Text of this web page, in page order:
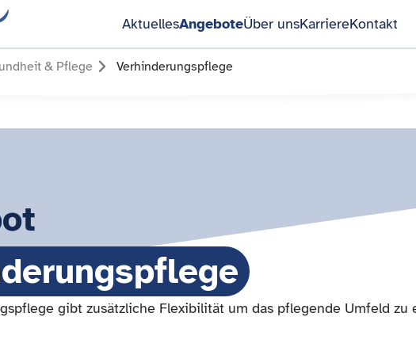
AktuellesAngeboteÜber unsKarriereKontakt
& Pflege Verhinderungspflege
gibt zusätzliche Flexibilität um das pflegende Umfeld zu